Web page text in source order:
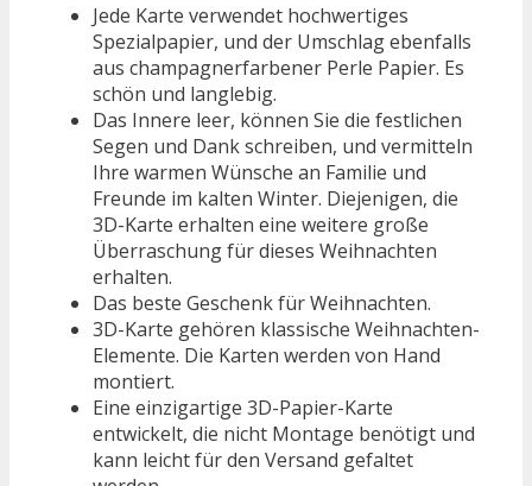
Jede Karte verwendet hochwertiges
Spezialpapier, und der Umschlag ebenfalls
aus champagnerfarbener Perle Papier. Es
schön und langlebig.
Das Innere leer, können Sie die festlichen
Segen und Dank schreiben, und vermitteln
Ihre warmen Wünsche an Familie und
Freunde im kalten Winter. Diejenigen, die
3D-Karte erhalten eine weitere große
Überraschung für dieses Weihnachten
erhalten.
Das beste Geschenk für Weihnachten.
3D-Karte gehören klassische Weihnachten-
Elemente. Die Karten werden von Hand
montiert.
Eine einzigartige 3D-Papier-Karte
entwickelt, die nicht Montage benötigt und
kann leicht für den Versand gefaltet